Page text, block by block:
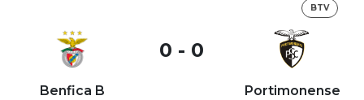
BTV
Benfica B
0 - 0
Portimonense